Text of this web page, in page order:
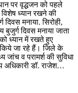
पर वृद्धजन को पहले
ध्यान रखने की
मनाया. सिरोही,
दिवस मनाया जाता
ध्यान में रखते हुए
किये जा रहे हैं। जिले के
जांच व परामर्श की सुविधा
अधिकारी डॉ. राजेश…